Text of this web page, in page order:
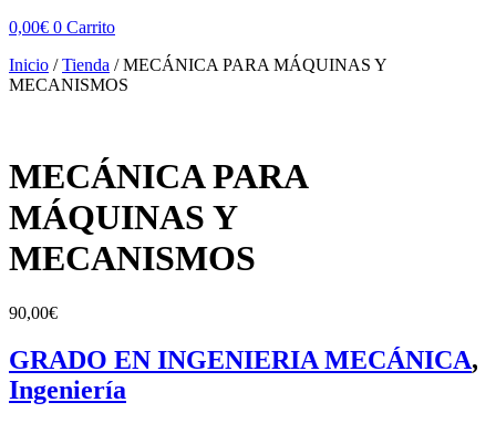
0,00€ 0 Carrito
Inicio /Tienda /MECÁNICA PARA MÁQUINAS Y
MECANISMOS
MECÁNICA PARA
MÁQUINAS Y
MECANISMOS
90,00€
GRADO EN INGENIERIA MECÁNICA,
Ingeniería